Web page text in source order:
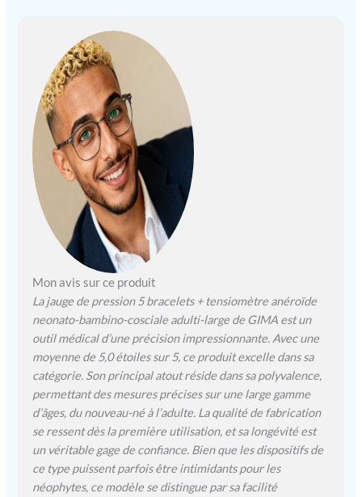
Mon avis sur ce produit
La jauge de pression 5 bracelets + tensiomètre anéroïde
neonato-bambino-cosciale adulti-large de GIMA est un
outil médical d’une précision impressionnante. Avec une
moyenne de 5,0 étoiles sur 5, ce produit excelle dans sa
catégorie. Son principal atout réside dans sa polyvalence,
permettant des mesures précises sur une large gamme
d’âges, du nouveau-né à l’adulte. La qualité de fabrication
se ressent dès la première utilisation, et sa longévité est
un véritable gage de confiance. Bien que les dispositifs de
ce type puissent parfois être intimidants pour les
néophytes, ce modèle se distingue par sa facilité